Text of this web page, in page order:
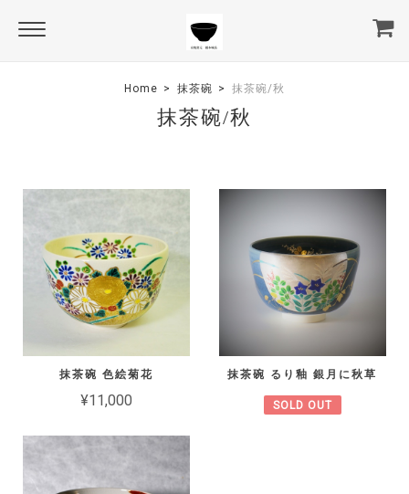
Home 抹茶碗 抹茶碗/秋
抹茶碗/秋
抹茶碗 色絵菊花
¥11,000
抹茶碗 るり釉 銀月に秋草
SOLD OUT